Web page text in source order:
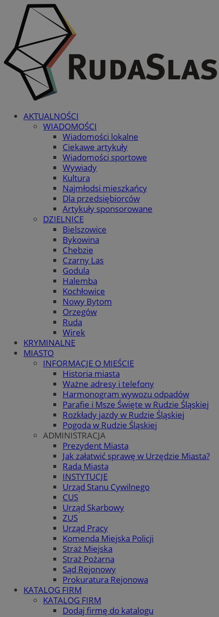
AKTUALNOŚCI
WIADOMOŚCI
Wiadomości lokalne
Ciekawe artykuły
Wiadomości sportowe
Wywiady
Kultura
Najmłodsi mieszkańcy
Dla przedsiębiorców
Artykuły sponsorowane
DZIELNICE
Bielszowice
Bykowina
Chebzie
Czarny Las
Godula
Halemba
Kochłowice
Nowy Bytom
Orzegów
Ruda
Wirek
KRYMINALNE
MIASTO
INFORMACJE O MIEŚCIE
Historia miasta
Ważne adresy i telefony
Harmonogram wywozu odpadów
Parafie i Msze Święte w Rudzie Śląskiej
Rozkłady jazdy w Rudzie Śląskiej
Pogoda w Rudzie Śląskiej
ADMINISTRACJA
Prezydent Miasta
Jak załatwić sprawę w Urzędzie Miasta?
Rada Miasta
INSTYTUCJE
Urząd Stanu Cywilnego
CUS
Urząd Skarbowy
ZUS
Urząd Pracy
Komenda Miejska Policji
Straż Miejska
Straż Pożarna
Sąd Rejonowy
Prokuratura Rejonowa
KATALOG FIRM
KATALOG FIRM
Dodaj firmę do katalogu